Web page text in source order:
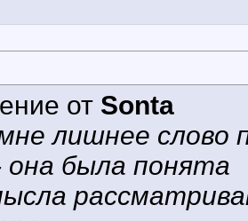
от Sonta
лишнее слово
она была понята